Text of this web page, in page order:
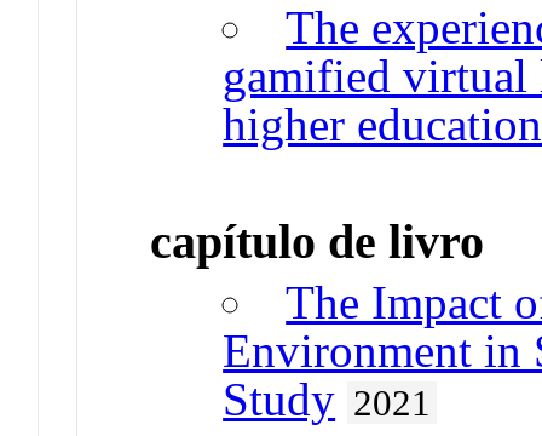
The
gamified virtual
higher education
capítulo de livro
The Impact
Environment in
Study 2021